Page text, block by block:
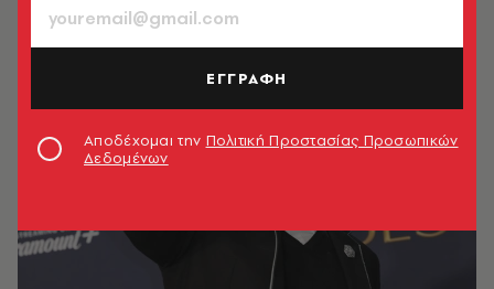
ΕΓΓΡΑΦΗ
Αποδέχομαι την Πολιτική Προστασίας Προσωπικών
Δεδομένων